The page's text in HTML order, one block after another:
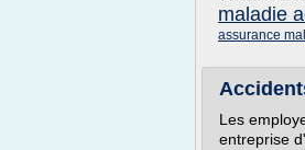
maladie
assurance
Les
entreprise